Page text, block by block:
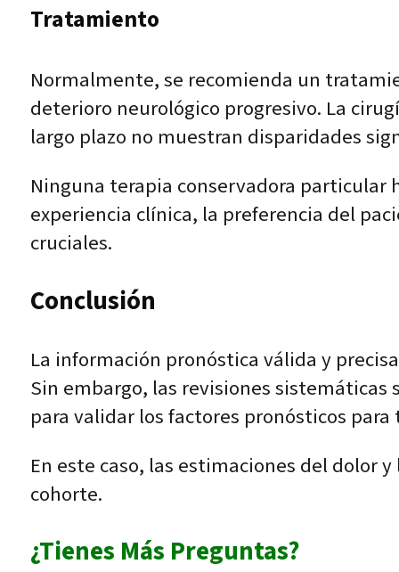
Tratamiento
Normalmente, se recomienda un
deterioro neurológico progresivo. La
largo plazo no muestran disparidades
Ninguna terapia conservadora particular
experiencia clínica, la preferencia del
cruciales.
Conclusión
La información pronóstica válida y
Sin embargo, las revisiones
para validar los factores pronósticos
En este caso, las estimaciones del dolor
cohorte.
¿Tienes Más Preguntas?